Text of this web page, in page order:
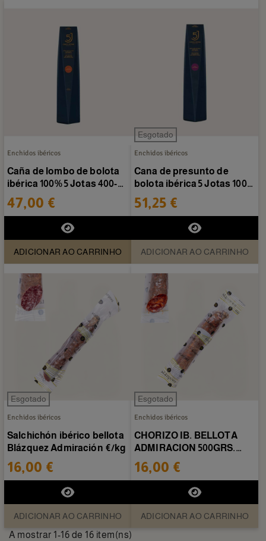
Enchidos ibéricos
Caña de lombo de bolota
ibérica 100% 5 Jotas 400-
500g/unidade
47,00 €
ADICIONAR AO CARRINHO
Esgotado
Enchidos ibéricos
Cana de presunto de
bolota ibérica 5 Jotas 100%
400-500g/peça
51,25 €
ADICIONAR AO CARRINHO
Esgotado
Enchidos ibéricos
Salchichón ibérico bellota
Blázquez Admiración €/kg
16,00 €
ADICIONAR AO CARRINHO
Esgotado
Enchidos ibéricos
CHORIZO IB. BELLOTA
ADMIRACION 500GRS.
?/KG
16,00 €
ADICIONAR AO CARRINHO
A mostrar 1-16 de 16 item(ns)